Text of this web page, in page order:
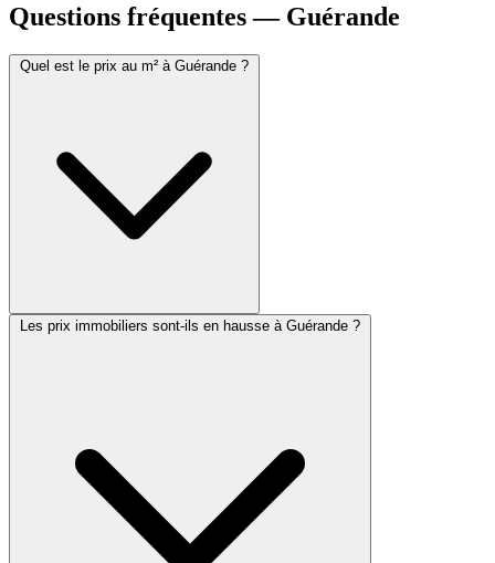
Questions fréquentes — Guérande
Quel est le prix au m² à Guérande ?
Les prix immobiliers sont-ils en hausse à Guérande ?